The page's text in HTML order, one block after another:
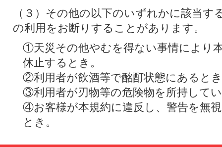
（３）その他の以下のいずれかに該当す
の利用をお断りすることがあります。
①天災その他やむを得ない事情により
休止するとき。
②利用者が飲酒等で酩酊状態にあるとき
③利用者が刃物等の危険物を所持して
④お客様が本規約に違反し、警告を無
とき。